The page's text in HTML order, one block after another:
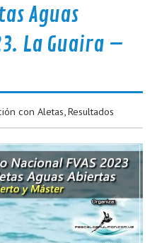
Aguas
La Guaira –
con Aletas Resultados